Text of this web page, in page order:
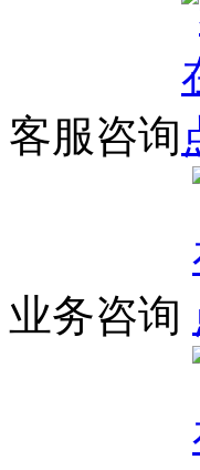
客服咨询
业务咨询